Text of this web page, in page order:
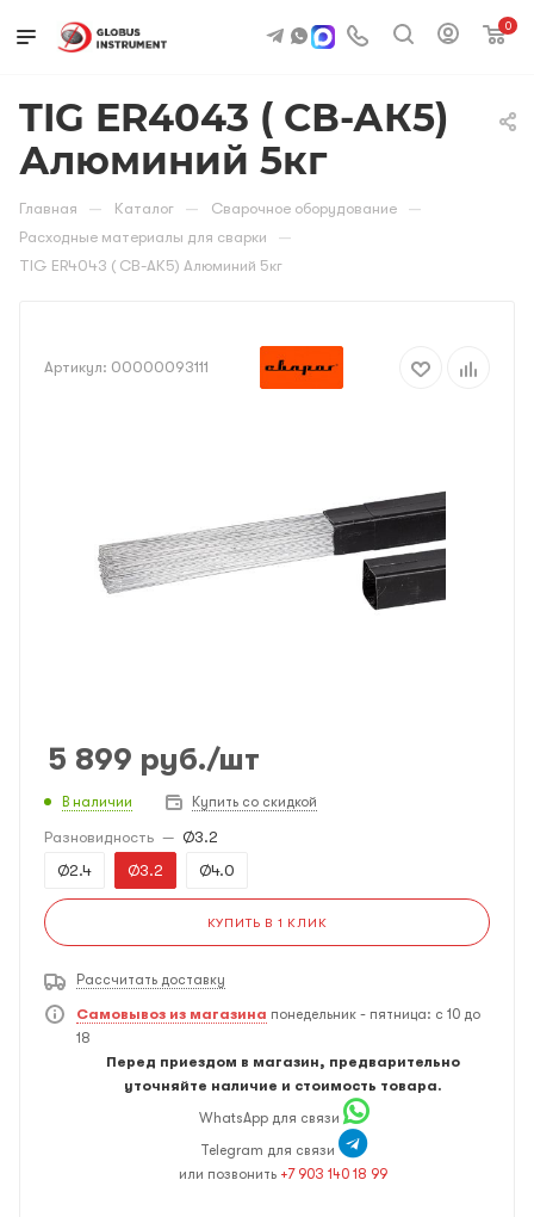
0
TIG ER4043 ( СВ-АК5)
Алюминий 5кг
Главная — Каталог — Сварочное оборудование —
Расходные материалы для сварки —
TIG ER4043 ( СВ-АК5) Алюминий 5кг
Артикул: 00000093111
5 899 руб./шт
В наличии Купить со скидкой
Разновидность — Ø3.2
Ø2.4
Ø3.2 Ø4.0
КУПИТЬ В 1 КЛИК
Рассчитать доставку
Самовывоз из магазина понедельник - пятница: с 10 до
18
Перед приездом в магазин, предварительно
уточняйте наличие и стоимость товара.
WhatsApp для связи
Telegram для связи
или позвонить +7 903 140 18 99